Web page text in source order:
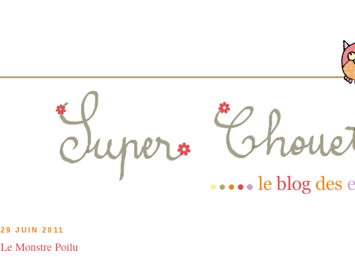
29 JUIN 2011
Le Monstre Poilu